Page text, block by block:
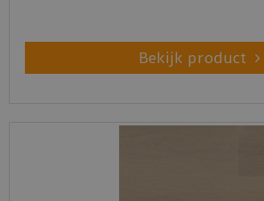
Bekijk product